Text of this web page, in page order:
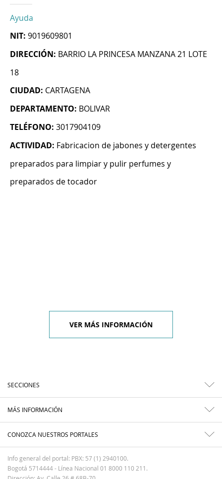
Ayuda
NIT: 9019609801
DIRECCIÓN: BARRIO LA PRINCESA MANZANA 21 LOTE
18
CIUDAD: CARTAGENA
DEPARTAMENTO: BOLIVAR
TELÉFONO: 3017904109
ACTIVIDAD: Fabricacion de jabones y detergentes
preparados para limpiar y pulir perfumes y
preparados de tocador
VER MÁS INFORMACIÓN
SECCIONES
MÁS INFORMACIÓN
CONOZCA NUESTROS PORTALES
Info general del portal: PBX: 57 (1) 2940100.
Bogotá 5714444 - Línea Nacional 01 8000 110 211.